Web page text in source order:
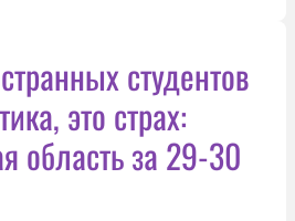
студентов
это страх:
область за 29-30